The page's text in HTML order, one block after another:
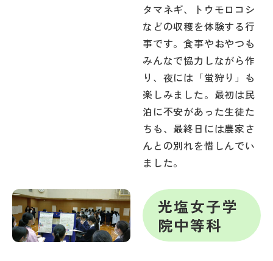
タマネギ、トウモロコシ
などの収穫を体験する行
事です。食事やおやつも
みんなで協力しながら作
り、夜には「蛍狩り」も
楽しみました。最初は民
泊に不安があった生徒た
ちも、最終日には農家さ
んとの別れを惜しんでい
ました。
光塩女子学
院中等科